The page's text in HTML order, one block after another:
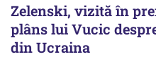
Zelenski, vizită în
plâns lui Vucic
din Ucraina